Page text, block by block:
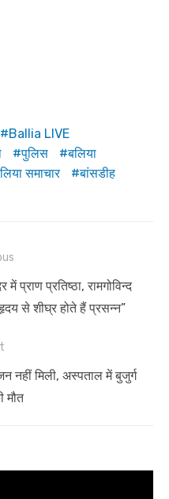
Ballia LIVE
पुलिस
बलिया
समाचार
बांसडीह
प्राण प्रतिष्ठा, रामगोविन्द
से शीघ्र होते हैं प्रसन्न”
नहीं मिली, अस्पताल में बुजुर्ग
मौत